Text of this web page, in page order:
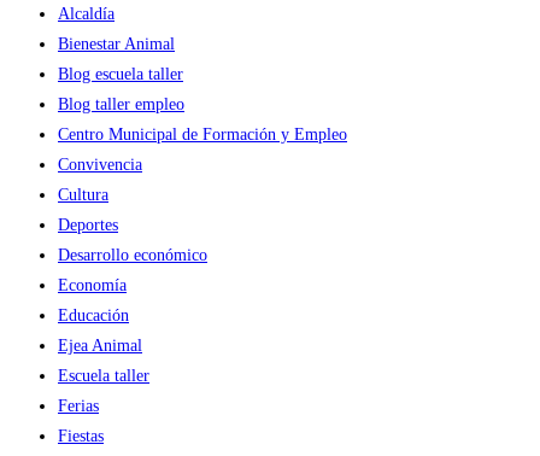
Alcaldía
Bienestar Animal
Blog escuela taller
Blog taller empleo
Centro Municipal de Formación y Empleo
Convivencia
Cultura
Deportes
Desarrollo económico
Economía
Educación
Ejea Animal
Escuela taller
Ferias
Fiestas